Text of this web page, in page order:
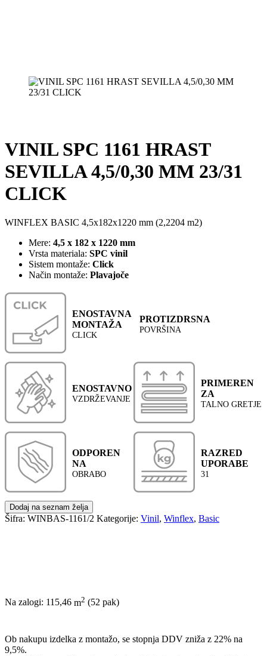
VINIL SPC 1161 HRAST
SEVILLA 4,5/0,30 MM 23/31
CLICK
WINFLEX BASIC 4,5x182x1220 mm (2,2204 m2)
Mere: 4,5 x 182 x 1220 mm
Vrsta materiala: SPC vinil
Sistem montaže: Click
Način montaže: Plavajoče
ENOSTAVNA
MONTAŽA
CLICK
PROTIZDRSNA
POVRŠINA
ENOSTAVNO
VZDRŽEVANJE
PRIMEREN
ZA
TALNO GRETJE
ODPOREN
NA
OBRABO
RAZRED
UPORABE
31
Dodaj na seznam želja
Šifra: WINBAS-1161/2 Kategorije: Vinil, Winflex, Basic
Na zalogi: 115,46 m2 (52 pak)
Ob nakupu izdelka z montažo, se stopnja DDV zniža z 22% na
9,5%.